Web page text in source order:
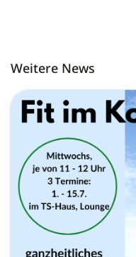
Weitere News